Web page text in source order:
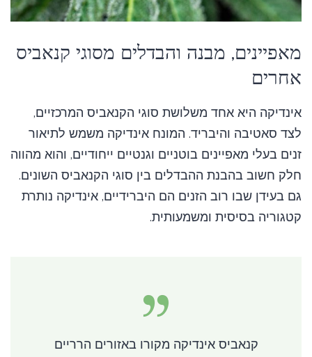
מאפיינים, מבנה והבדלים מסוגי קנאביס
אחרים
אינדיקה היא אחד משלושת סוגי הקנאביס המרכזיים,
לצד סאטיבה והיבריד. המונח אינדיקה משמש לתיאור
זנים בעלי מאפיינים בוטניים וגנטיים ייחודיים, והוא מהווה
חלק חשוב בהבנת ההבדלים בין סוגי הקנאביס השונים.
גם בעידן שבו רוב הזנים הם היברידיים, אינדיקה נותרת
קטגוריה בסיסית ומשמעותית.
קנאביס אינדיקה מקורו באזורים הרריים